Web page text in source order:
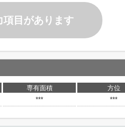
項目があります
専有面積 方位
*** ***